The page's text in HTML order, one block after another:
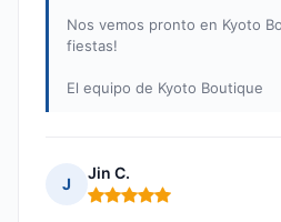
Nos vemos pronto en Kyoto
fiestas!
El equipo de Kyoto Boutique
J
Jin C.
Nota: 5 de 5